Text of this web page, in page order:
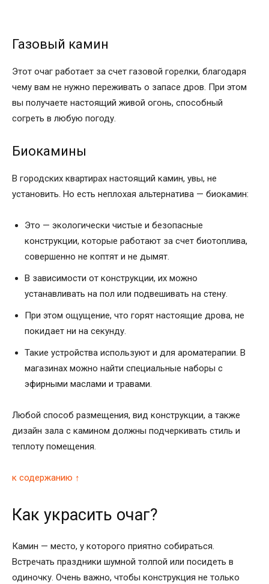
Газовый камин
Этот очаг работает за счет газовой горелки, благодаря
чему вам не нужно переживать о запасе дров. При этом
вы получаете настоящий живой огонь, способный
согреть в любую погоду.
Биокамины
В городских квартирах настоящий камин, увы, не
установить. Но есть неплохая альтернатива — биокамин:
Это — экологически чистые и безопасные
конструкции, которые работают за счет биотоплива,
совершенно не коптят и не дымят.
В зависимости от конструкции, их можно
устанавливать на пол или подвешивать на стену.
При этом ощущение, что горят настоящие дрова, не
покидает ни на секунду.
Такие устройства используют и для ароматерапии. В
магазинах можно найти специальные наборы с
эфирными маслами и травами.
Любой способ размещения, вид конструкции, а также
дизайн зала с камином должны подчеркивать стиль и
теплоту помещения.
к содержанию ↑
Как украсить очаг?
Камин — место, у которого приятно собираться.
Встречать праздники шумной толпой или посидеть в
одиночку. Очень важно, чтобы конструкция не только